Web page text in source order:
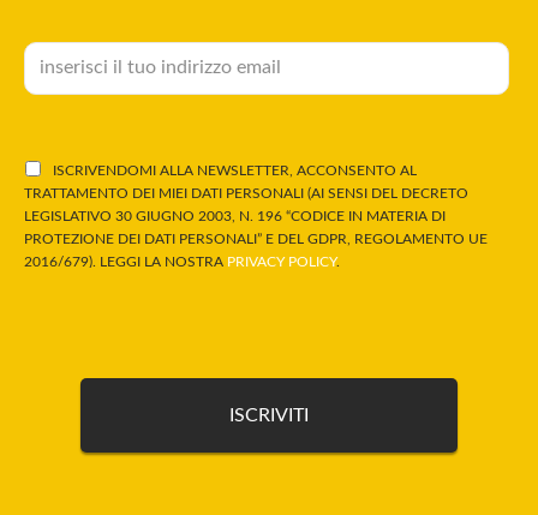
ISCRIVENDOMI ALLA NEWSLETTER, ACCONSENTO AL
TRATTAMENTO DEI MIEI DATI PERSONALI (AI SENSI DEL DECRETO
LEGISLATIVO 30 GIUGNO 2003, N. 196 “CODICE IN MATERIA DI
PROTEZIONE DEI DATI PERSONALI” E DEL GDPR, REGOLAMENTO UE
2016/679). LEGGI LA NOSTRA PRIVACY POLICY.